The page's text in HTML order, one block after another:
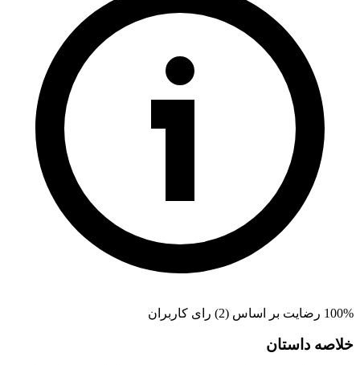
100% رضایت بر اساس (2) رای کاربران
خلاصه داستان